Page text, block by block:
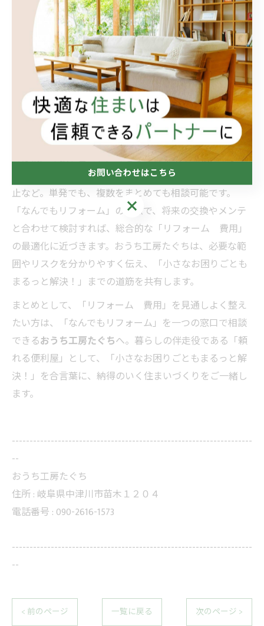
す。最初に想定外の補修が必要かをチェックしておく
と、追加の「リフォーム 費用」を抑えやすくなりま
5. 小さなお困りごともまるっと解決！
の具体像
「小さなお困りごともまるっと解決！」の対象は、たと
えば網戸の張り替え、戸のきしみ、巾木や壁紙のちょっ
とした補修、コーキングの打ち直し、家具固定や転倒防
止など。単発でも、複数をまとめても相談可能です。
「なんでもリフォーム」の観点で、将来の交換やメンテ
と合わせて検討すれば、総合的な「リフォーム 費用」
の最適化に近づきます。おうち工房たぐちは、必要な範
囲やリスクを分かりやすく伝え、「小さなお困りごとも
まるっと解決！」までの道筋を共有します。
まとめとして、「リフォーム 費用」を見通しよく整え
たい方は、「なんでもリフォーム」を一つの窓口で相談
できるおうち工房たぐちへ。暮らしの伴走役である「頼
れる便利屋」として、「小さなお困りごともまるっと解
決！」を合言葉に、納得のいく住まいづくりをご一緒し
ます。
--------------------------------------------------------------------
--
おうち工房たぐち
住所 : 岐阜県中津川市苗木１２０４
電話番号 : 090-2616-1573
--------------------------------------------------------------------
--
< 前のページ 一覧に戻る 次のページ >
お問い合わせはこちら
お問い合わせはこちら